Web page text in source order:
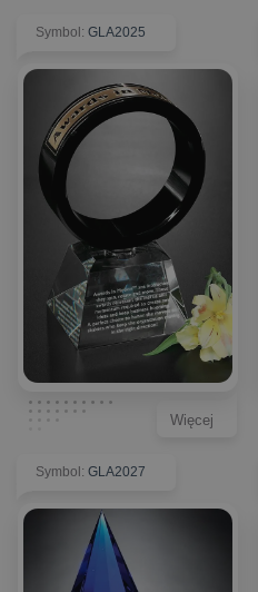
Symbol: GLA2025
Więcej
Symbol: GLA2027